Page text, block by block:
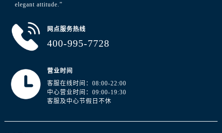
elegant attitude.”
网点服务热线
400-995-7728
营业时间
客服在线时间：08:00-22:00
中心营业时间：09:00-19:30
客服及中心节假日不休